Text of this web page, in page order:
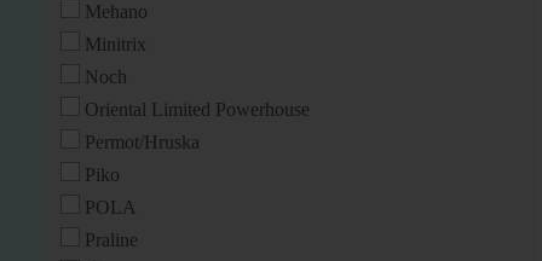
Mehano
Minitrix
Noch
Oriental Limited Powerhouse
Permot/Hruska
Piko
POLA
Praline